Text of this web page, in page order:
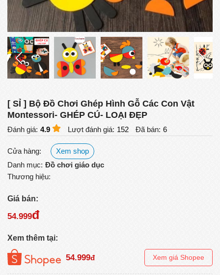
[ SỈ ] Bộ Đồ Chơi Ghép Hình Gỗ Các Con Vật
Montessori- GHÉP CÚ- LOẠI ĐẸP
Đánh giá: 4.9 Lượt đánh giá: 152 Đã bán: 6
Cửa hàng:
Xem shop
Danh mục: Đồ chơi giáo dục
Thương hiệu:
Giá bán:
54.999đ
Xem thêm tại:
54.999đ Xem giá Shopee